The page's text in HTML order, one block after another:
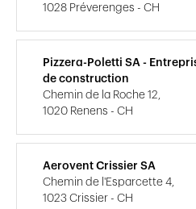
1028 Préverenges - CH
Pizzera-Poletti SA -
de construction
Chemin de la Roche 12,
1020 Renens - CH
Aerovent Crissier SA
Chemin de l'Esparcette 4,
1023 Crissier - CH